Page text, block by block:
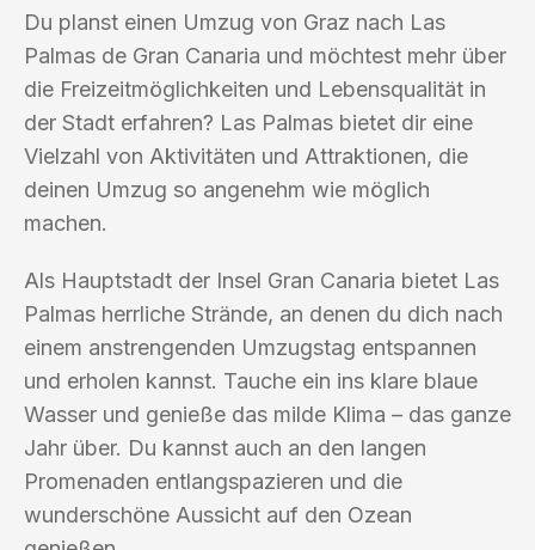
Du planst einen Umzug von Graz nach Las
Palmas de Gran Canaria und möchtest mehr über
die Freizeitmöglichkeiten und Lebensqualität in
der Stadt erfahren? Las Palmas bietet dir eine
Vielzahl von Aktivitäten und Attraktionen, die
deinen Umzug so angenehm wie möglich
machen.
Als Hauptstadt der Insel Gran Canaria bietet Las
Palmas herrliche Strände, an denen du dich nach
einem anstrengenden Umzugstag entspannen
und erholen kannst. Tauche ein ins klare blaue
Wasser und genieße das milde Klima – das ganze
Jahr über. Du kannst auch an den langen
Promenaden entlangspazieren und die
wunderschöne Aussicht auf den Ozean